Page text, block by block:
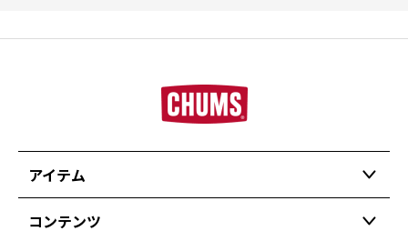
アイテム
コンテンツ